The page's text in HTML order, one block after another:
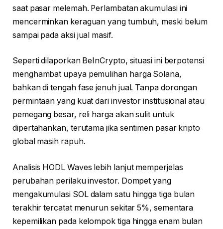
saat pasar melemah. Perlambatan akumulasi ini
mencerminkan keraguan yang tumbuh, meski belum
sampai pada aksi jual masif.
Seperti dilaporkan BeInCrypto, situasi ini berpotensi
menghambat upaya pemulihan harga Solana,
bahkan di tengah fase jenuh jual. Tanpa dorongan
permintaan yang kuat dari investor institusional atau
pemegang besar, reli harga akan sulit untuk
dipertahankan, terutama jika sentimen pasar kripto
global masih rapuh.
Analisis HODL Waves lebih lanjut memperjelas
perubahan perilaku investor. Dompet yang
mengakumulasi SOL dalam satu hingga tiga bulan
terakhir tercatat menurun sekitar 5%, sementara
kepemilikan pada kelompok tiga hingga enam bulan